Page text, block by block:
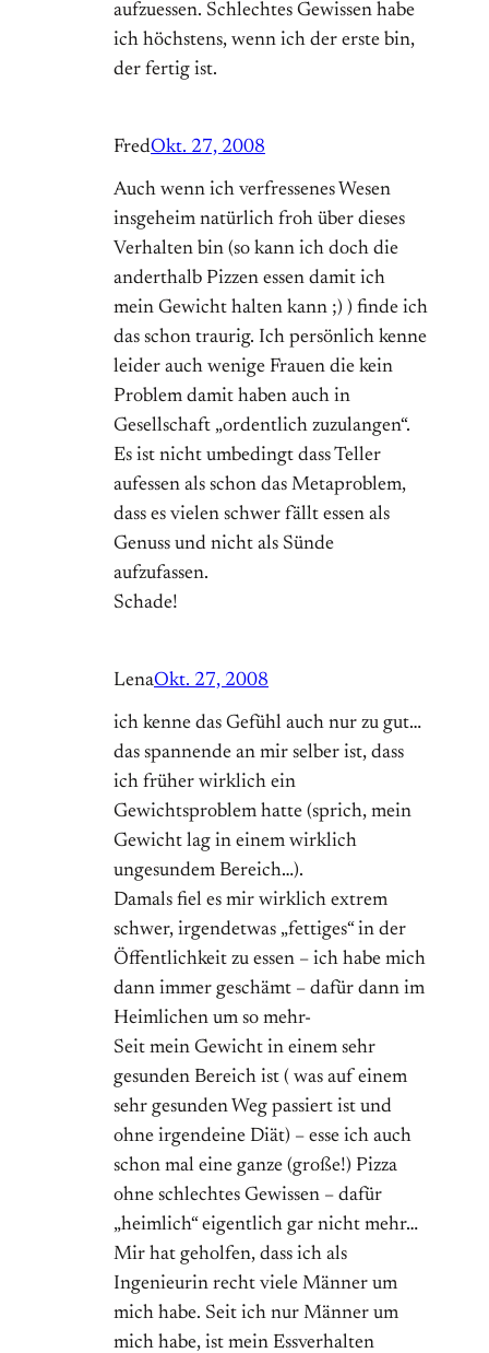
aufzuessen. Schlechtes Gewissen habe
ich höchstens, wenn ich der erste bin,
der fertig ist.
FredOkt. 27, 2008
Auch wenn ich verfressenes Wesen
insgeheim natürlich froh über dieses
Verhalten bin (so kann ich doch die
anderthalb Pizzen essen damit ich
mein Gewicht halten kann ;) ) finde ich
das schon traurig. Ich persönlich kenne
leider auch wenige Frauen die kein
Problem damit haben auch in
Gesellschaft „ordentlich zuzulangen“.
Es ist nicht umbedingt dass Teller
aufessen als schon das Metaproblem,
dass es vielen schwer fällt essen als
Genuss und nicht als Sünde
aufzufassen.
Schade!
LenaOkt. 27, 2008
ich kenne das Gefühl auch nur zu gut…
das spannende an mir selber ist, dass
ich früher wirklich ein
Gewichtsproblem hatte (sprich, mein
Gewicht lag in einem wirklich
ungesundem Bereich…).
Damals fiel es mir wirklich extrem
schwer, irgendetwas „fettiges“ in der
Öffentlichkeit zu essen – ich habe mich
dann immer geschämt – dafür dann im
Heimlichen um so mehr-
Seit mein Gewicht in einem sehr
gesunden Bereich ist ( was auf einem
sehr gesunden Weg passiert ist und
ohne irgendeine Diät) – esse ich auch
schon mal eine ganze (große!) Pizza
ohne schlechtes Gewissen – dafür
„heimlich“ eigentlich gar nicht mehr…
Mir hat geholfen, dass ich als
Ingenieurin recht viele Männer um
mich habe. Seit ich nur Männer um
mich habe, ist mein Essverhalten